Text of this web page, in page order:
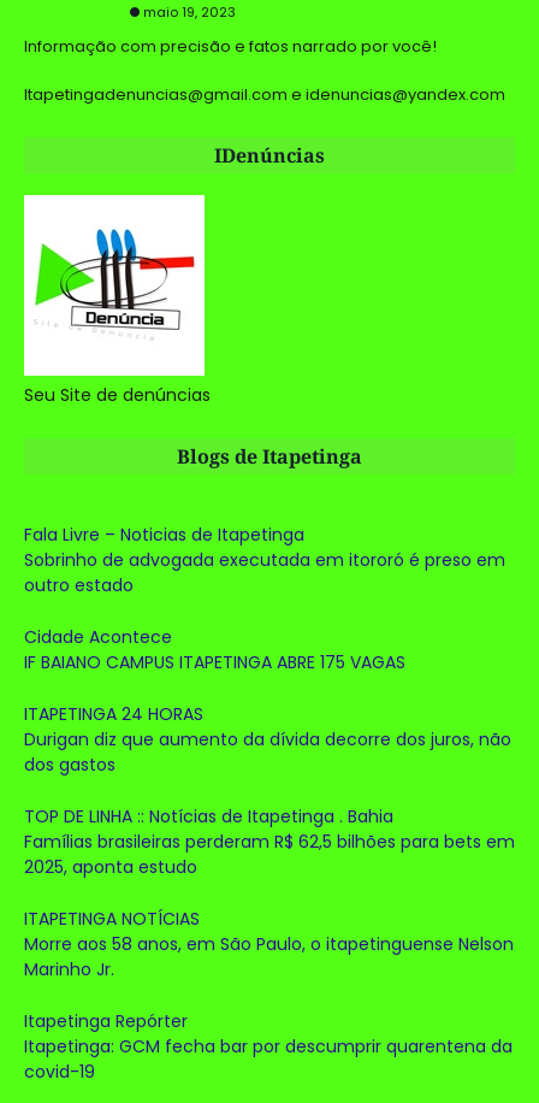
maio 19, 2023
Informação com precisão e fatos narrado por você!
Itapetingadenuncias@gmail.com e idenuncias@yandex.com
IDenúncias
Seu Site de denúncias
Blogs de Itapetinga
Fala Livre – Noticias de Itapetinga
Sobrinho de advogada executada em itororó é preso em
outro estado
Cidade Acontece
IF BAIANO CAMPUS ITAPETINGA ABRE 175 VAGAS
ITAPETINGA 24 HORAS
Durigan diz que aumento da dívida decorre dos juros, não
dos gastos
TOP DE LINHA :: Notícias de Itapetinga . Bahia
Famílias brasileiras perderam R$ 62,5 bilhões para bets em
2025, aponta estudo
ITAPETINGA NOTÍCIAS
Morre aos 58 anos, em São Paulo, o itapetinguense Nelson
Marinho Jr.
Itapetinga Repórter
Itapetinga: GCM fecha bar por descumprir quarentena da
covid-19